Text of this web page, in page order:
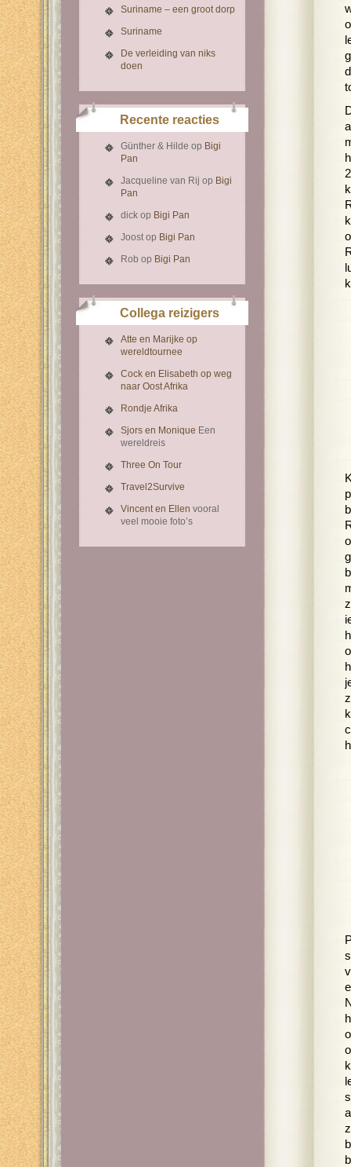
Suriname – een groot dorp
Suriname
De verleiding van niks
doen
Recente reacties
Günther & Hilde op Bigi
Pan
Jacqueline van Rij op Bigi
Pan
dick op Bigi Pan
Joostop Bigi Pan
Rob op Bigi Pan
Collega reizigers
Atte en Marijke op
wereldtournee
Cock en Elisabeth op weg
naar Oost Afrika
Rondje Afrika
Sjors en Monique Een
wereldreis
Three On Tour
Travel2Survive
Vincent en Ellen vooral
veel mooie foto’s